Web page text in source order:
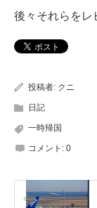
後々それらをレ
投稿者: クニ
日記
一時帰国
コメント: 0